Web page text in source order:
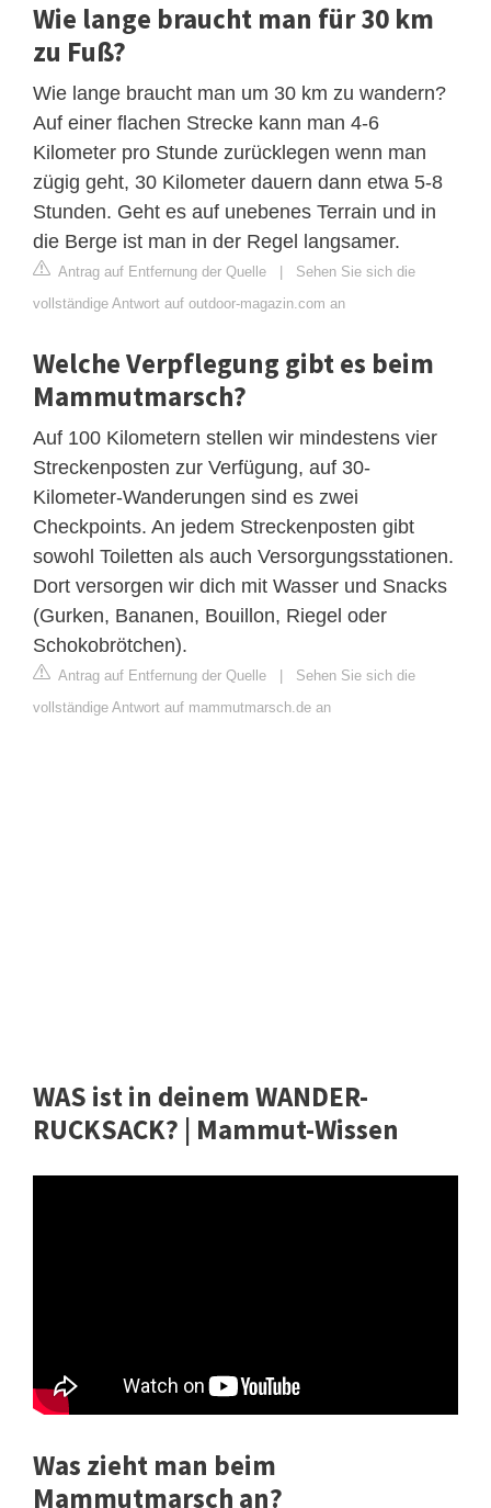
Wie lange braucht man für 30 km
zu Fuß?
Wie lange braucht man um 30 km zu wandern?
Auf einer flachen Strecke kann man 4-6
Kilometer pro Stunde zurücklegen wenn man
zügig geht, 30 Kilometer dauern dann etwa 5-8
Stunden. Geht es auf unebenes Terrain und in
die Berge ist man in der Regel langsamer.
Antrag auf Entfernung der Quelle
Sehen Sie sich die
vollständige Antwort auf outdoor-magazin.com an
Welche Verpflegung gibt es beim
Mammutmarsch?
Auf 100 Kilometern stellen wir mindestens vier
Streckenposten zur Verfügung, auf 30-
Kilometer-Wanderungen sind es zwei
Checkpoints. An jedem Streckenposten gibt
sowohl Toiletten als auch Versorgungsstationen.
Dort versorgen wir dich mit Wasser und Snacks
(Gurken, Bananen, Bouillon, Riegel oder
Schokobrötchen).
Antrag auf Entfernung der Quelle
Sehen Sie sich die
vollständige Antwort auf mammutmarsch.de an
WAS ist in deinem WANDER-
RUCKSACK? | Mammut-Wissen
Was zieht man beim
Mammutmarsch an?